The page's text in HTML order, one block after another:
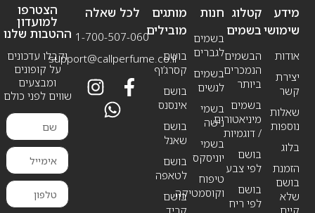
מידע
שימושי
אודות
יצירת
קשר
שאלות
נוספות
בלוג
הזמנת
בושם
שלא
קיים
חנות
בשמים
לגברים
בשמים
לנשים
בשמי
נישה
בשמי
יוניסקס
טיפוח
וקוסמטיקה
קטלוג
בשמים
הבשמים
הנמכרים
ביותר
בשמים
מיניאטורים
/ דוגמיות
בושם
לפי צבע
בושם
לפי ריח
מותגים
מובילים
בושם
קסרג’וף
בושם
אינסנס
בושם
שאנל
בושם
לטאפה
בושם
קריד
לכל שאלה
1-700-507-060
support@callperfume.co.il
הצטרפו
למועדון
ההטבות שלנו
וקבלו עדכונים
על קופונים
ומבצעים
שווים לפני כולם